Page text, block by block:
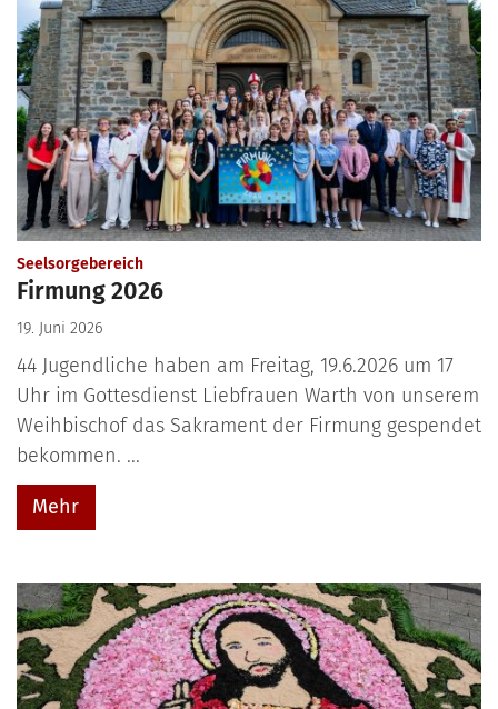
Seelsorgebereich:
Firmung 2026
19. Juni 2026
44 Jugendliche haben am Freitag, 19.6.2026 um 17
Uhr im Gottesdienst Liebfrauen Warth von unserem
Weihbischof das Sakrament der Firmung gespendet
bekommen. ...
Mehr